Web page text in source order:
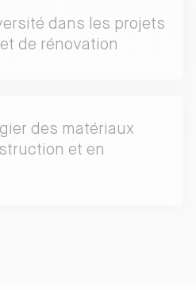
dans les projets
de rénovation
des matériaux
et en